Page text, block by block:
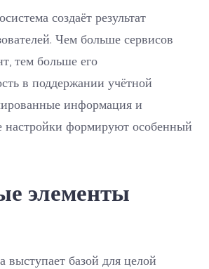
создаёт результат
Чем больше сервисов
тем больше его
в поддержании учётной
информация и
настройки формируют особенный
элементы
выступает базой для целой